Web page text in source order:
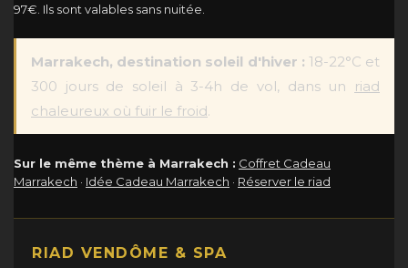
97€. Ils sont valables sans nuitée.
Marrakech, destination soleil d'hiver : 18-22°C et
300 jours de soleil à 3-4h de vol, dans un
riad
chaleureux où fuir le froid.
Sur le même thème à Marrakech : Coffret Cadeau
Marrakech · Idée Cadeau Marrakech · Réserver le riad
RIAD VENDÔME & SPA